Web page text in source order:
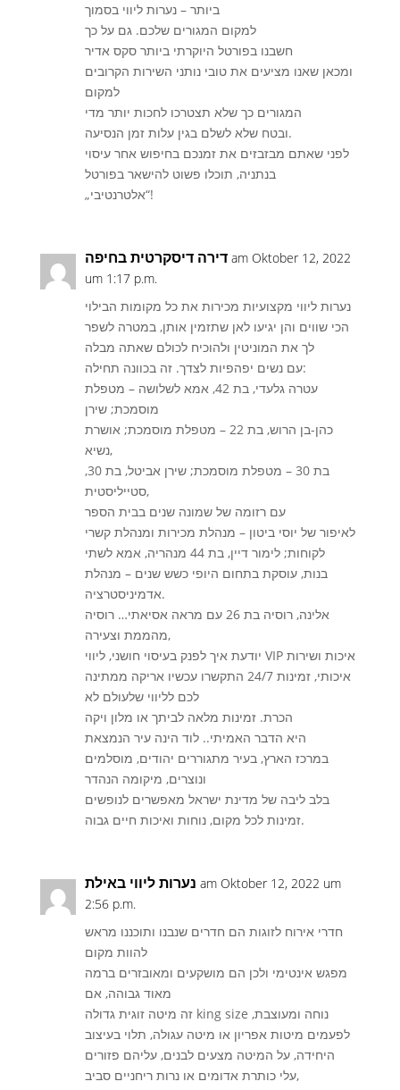
ביותר – נערות ליווי בסמוך
למקום המגורים שלכם. גם על כך
חשבנו בפורטל היוקרתי ביותר סקס אדיר
ומכאן שאנו מציעים את טובי נותני השירות הקרובים
למקום
המגורים כך שלא תצטרכו לחכות יותר מדי
ובטח שלא לשלם בגין עלות זמן הנסיעה.
לפני שאתם מבזבזים את זמנכם בחיפוש אחר עיסוי
בנתניה, תוכלו פשוט להישאר בפורטל
„אלטרנטיבי“!
דירה דיסקרטית בחיפה am Oktober 12, 2022
um 1:17 p.m.
נערות ליווי מקצועיות מכירות את כל מקומות הבילוי
הכי שווים והן יגיעו לאן שתזמין אותן, במטרה לשפר
לך את המוניטין ולהוכיח לכולם שאתה מבלה
עם נשים יפהפיות לצדך. זה בכוונה תחילה:
עטרה גלעדי, בת 42, אמא לשלושה – מטפלת
מוסמכת; שירן
כהן-בן הרוש, בת 22 – מטפלת מוסמכת; אושרת
נשיא,
בת 30 – מטפלת מוסמכת; שירן אביטל, בת 30,
סטייליסטית,
עם רזומה של שמונה שנים בבית הספר
לאיפור של יוסי ביטון – מנהלת מכירות ומנהלת קשרי
לקוחות; לימור דיין, בת 44 מנהריה, אמא לשתי
בנות, עוסקת בתחום היופי כשש שנים – מנהלת
אדמיניסטרציה.
אלינה, רוסיה בת 26 עם מראה אסיאתי… רוסיה
מהממת וצעירה,
יודעת איך לפנק בעיסוי חושני, ליווי VIP איכות ושירות
איכותי, זמינות 24/7 התקשרו עכשיו אריקה ממתינה
לכם לליווי שלעולם לא
הכרת. זמינות מלאה לביתך או מלון ויקה
היא הדבר האמיתי.. לוד הינה עיר הנמצאת
במרכז הארץ, בעיר מתגוררים יהודים, מוסלמים
ונוצרים, מיקומה הנהדר
בלב ליבה של מדינת ישראל מאפשרים לנופשים
זמינות לכל מקום, נוחות ואיכות חיים גבוה.
נערות ליווי באילת am Oktober 12, 2022 um
2:56 p.m.
חדרי אירוח לזוגות הם חדרים שנבנו ותוכננו מראש
להוות מקום
מפגש אינטימי ולכן הם מושקעים ומאובזרים ברמה
מאוד גבוהה, אם
זה מיטה זוגית גדולה king size נוחה ומעוצבת,
לפעמים מיטות אפריון או מיטה עגולה, תלוי בעיצוב
היחידה, על המיטה מצעים לבנים, עליהם פזורים
עלי כותרת אדומים או נרות ריחניים סביב,